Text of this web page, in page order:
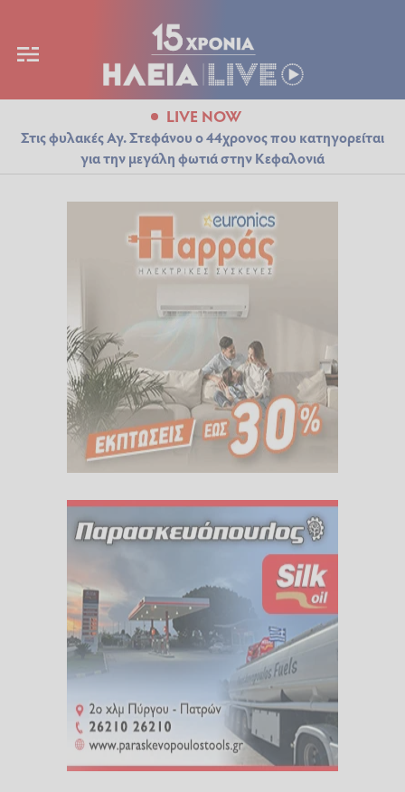
LIVE NOW
Στις φυλακές Αγ. Στεφάνου ο 44χρονος που κατηγορείται
για την μεγάλη φωτιά στην Κεφαλονιά